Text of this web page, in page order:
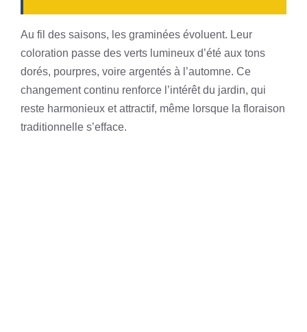
Au fil des saisons, les graminées évoluent. Leur
coloration passe des verts lumineux d’été aux tons
dorés, pourpres, voire argentés à l’automne. Ce
changement continu renforce l’intérêt du jardin, qui
reste harmonieux et attractif, même lorsque la floraison
traditionnelle s’efface.